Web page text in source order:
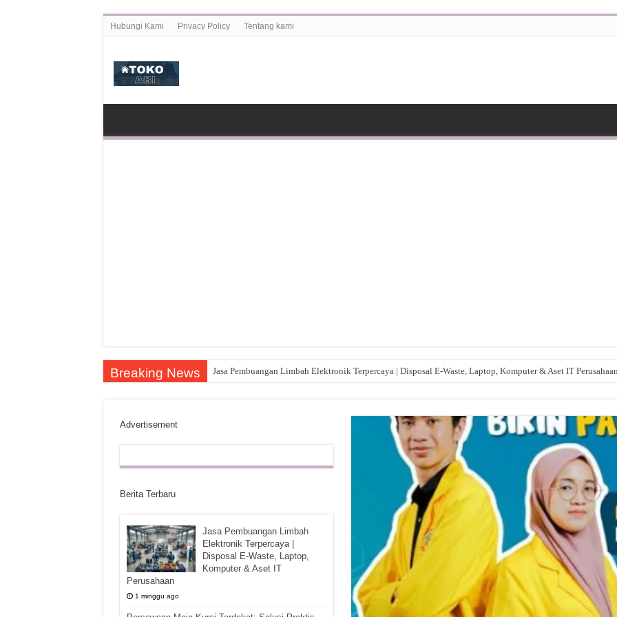
Hubungi Kami Privacy Policy Tentang kami
Breaking News Jasa Pembuangan Limbah Elektronik Terpercaya | Disposal E-Waste, Laptop, Komputer & Aset IT
Advertisement
Berita Terbaru
Jasa Pembuangan Limbah
Elektronik Terpercaya |
Disposal E-Waste, Laptop,
Komputer & Aset IT
Perusahaan
1 minggu ago